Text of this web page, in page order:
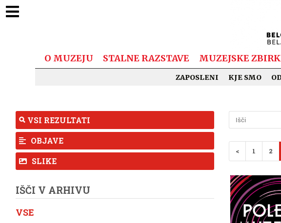
O MUZEJU STALNE RAZSTAVE MUZEJSKE
ZAPOSLENI KJE SMO
VSI REZULTATI
OBJAVE
SLIKE
IŠČI V ARHIVU
VSE
< 1 2